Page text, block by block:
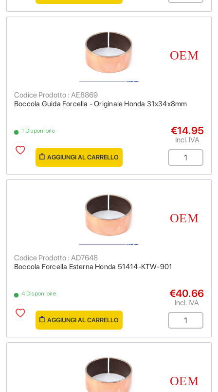
Boccola Guida Forcella - Originale Honda 31x34x8mm
Codice Prodotto : AE8869
1 Disponibile €14.95
Incl. IVA
AGGIUNGI AL CARRELLO
Boccola Forcella Esterna Honda 51414-KTW-901
Codice Prodotto : AD7648
4 Disponibile €40.66
Incl. IVA
AGGIUNGI AL CARRELLO